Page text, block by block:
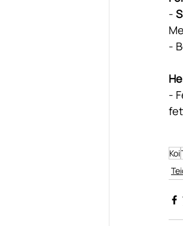
-
-
-
Koi